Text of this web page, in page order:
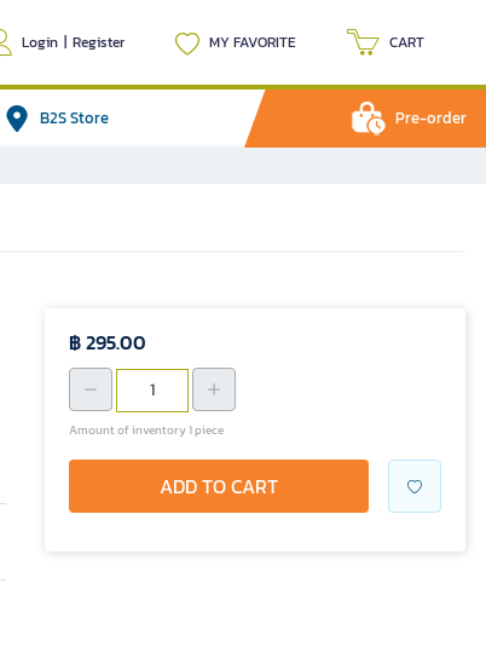
Login | Register MY FAVORITE CART
B2S Store Pre-order
฿ 295.00
Amount of inventory 1 piece
ADD TO CART